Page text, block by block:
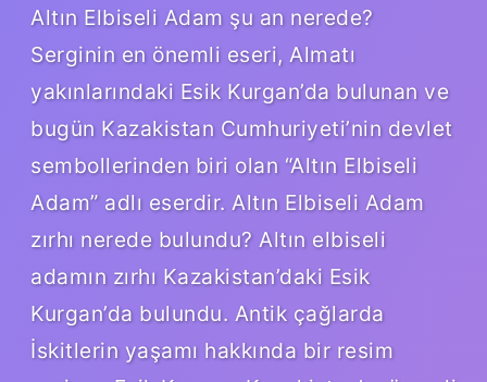
Altın Elbiseli Adam şu an nerede?
Serginin en önemli eseri, Almatı
yakınlarındaki Esik Kurgan’da bulunan ve
bugün Kazakistan Cumhuriyeti’nin devlet
sembollerinden biri olan “Altın Elbiseli
Adam” adlı eserdir. Altın Elbiseli Adam
zırhı nerede bulundu? Altın elbiseli
adamın zırhı Kazakistan’daki Esik
Kurgan’da bulundu. Antik çağlarda
İskitlerin yaşamı hakkında bir resim